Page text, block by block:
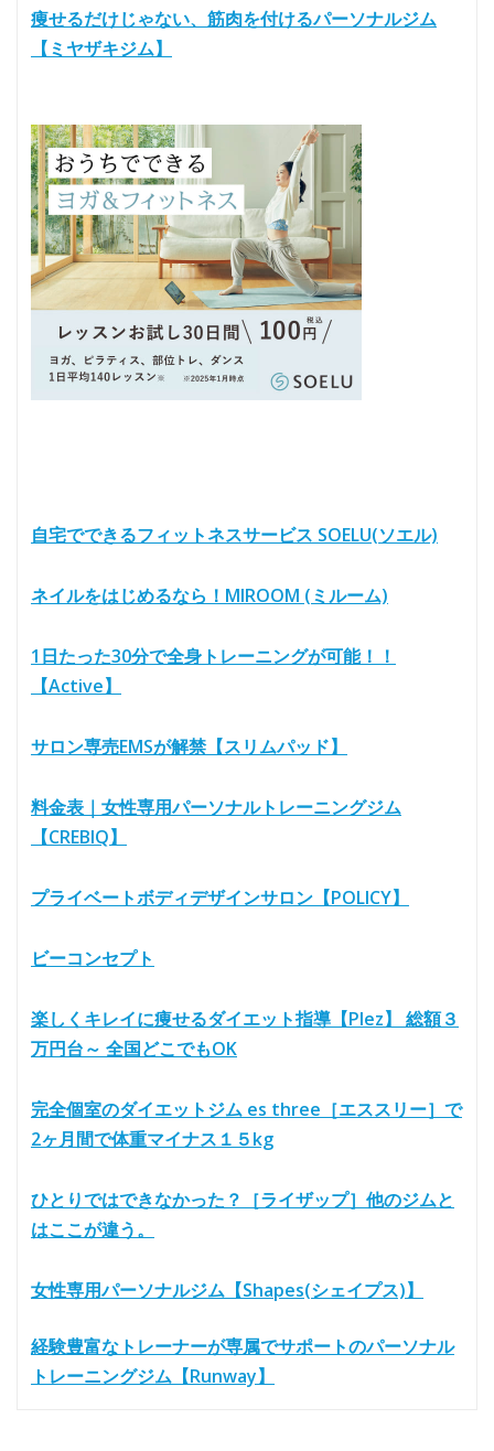
痩せるだけじゃない、筋肉を付けるパーソナルジム
【ミヤザキジム】
自宅でできるフィットネスサービス SOELU(ソエル)
ネイルをはじめるなら！MIROOM (ミルーム)
1日たった30分で全身トレーニングが可能！！
【Active】
サロン専売EMSが解禁【スリムパッド】
料金表｜女性専用パーソナルトレーニングジム
【CREBIQ】
プライベートボディデザインサロン【POLICY】
ビーコンセプト
楽しくキレイに痩せるダイエット指導【Plez】 総額３
万円台～ 全国どこでもOK
完全個室のダイエットジム es three［エススリー］で
2ヶ月間で体重マイナス１５kg
ひとりではできなかった？［ライザップ］他のジムと
はここが違う。
女性専用パーソナルジム【Shapes(シェイプス)】
経験豊富なトレーナーが専属でサポートのパーソナル
トレーニングジム【Runway】